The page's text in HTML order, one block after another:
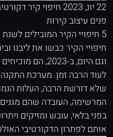
22 יונ, 2023 חיפוי קיר
פנים עיצוב קירות
5 חיפויי הקיר המובילים לשנת 2023
חיפויי הקיר כבשו את ליבנו
וגם היום, ב-
לעוד הרבה זמן. מערכת
שלא דורשת הרבה, העלות
המרשימה, העובדה שהם מגנים
בפני בלאי, עובש ומזיקים
אותם לפתרון הדקורטיבי